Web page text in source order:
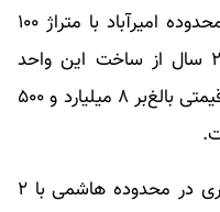
همچنین واحد آپارتمان دیگری در محدوده امیرآباد با متراژ ۱۰۰
متر و ۲ اتاق خواب درحالی که ۲۷ سال از ساخت این واحد
گذشته است در روز های گذشته با قیمتی بالغ‌بر ۸ میلیارد و ۵۰۰
همچنین برای خرید واحدی ۱۰۳ متری در محدوده هاشمی با ۲